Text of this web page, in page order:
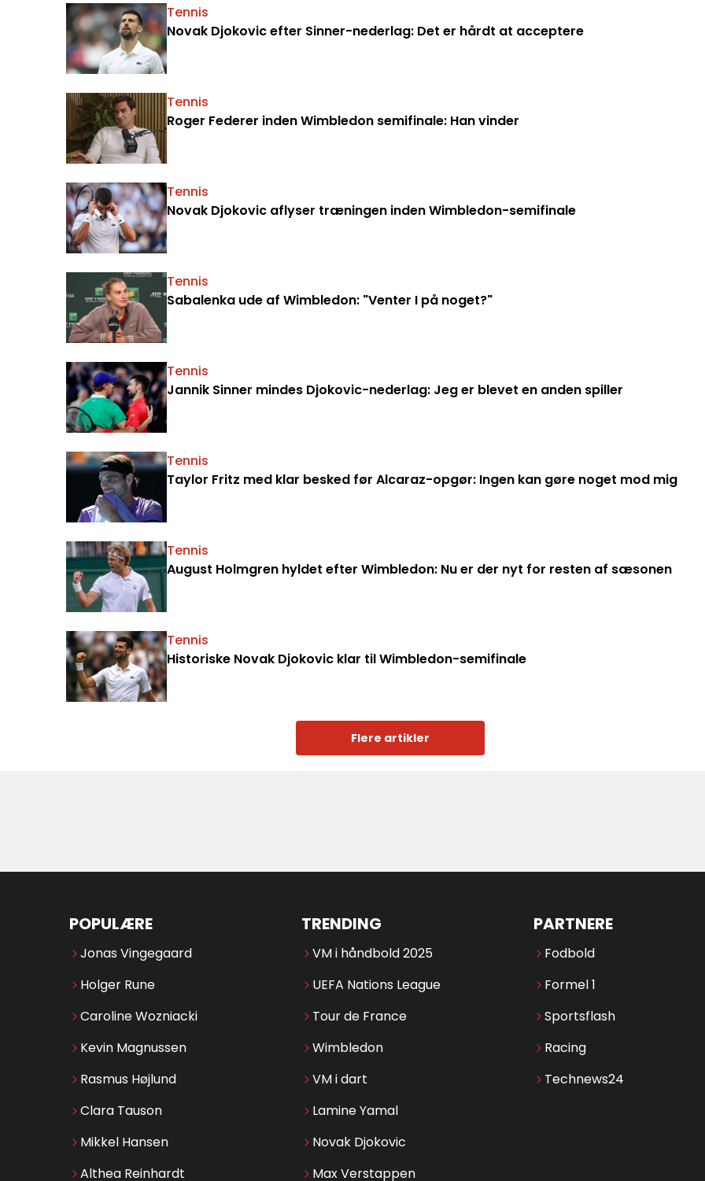
Tennis
Novak Djokovic efter Sinner-nederlag: Det er hårdt at acceptere
Tennis
Roger Federer inden Wimbledon semifinale: Han vinder
Tennis
Novak Djokovic aflyser træningen inden Wimbledon-semifinale
Tennis
Sabalenka ude af Wimbledon: "Venter I på noget?"
Tennis
Jannik Sinner mindes Djokovic-nederlag: Jeg er blevet en anden spiller
Tennis
Taylor Fritz med klar besked før Alcaraz-opgør: Ingen kan gøre noget mod mig
Tennis
August Holmgren hyldet efter Wimbledon: Nu er der nyt for resten af sæsonen
Tennis
Historiske Novak Djokovic klar til Wimbledon-semifinale
Flere artikler
POPULÆRE
Jonas Vingegaard
Holger Rune
Caroline Wozniacki
Kevin Magnussen
Rasmus Højlund
Clara Tauson
Mikkel Hansen
Althea Reinhardt
TRENDING
VM i håndbold 2025
UEFA Nations League
Tour de France
Wimbledon
VM i dart
Lamine Yamal
Novak Djokovic
Max Verstappen
PARTNERE
Fodbold
Formel 1
Sportsflash
Racing
Technews24